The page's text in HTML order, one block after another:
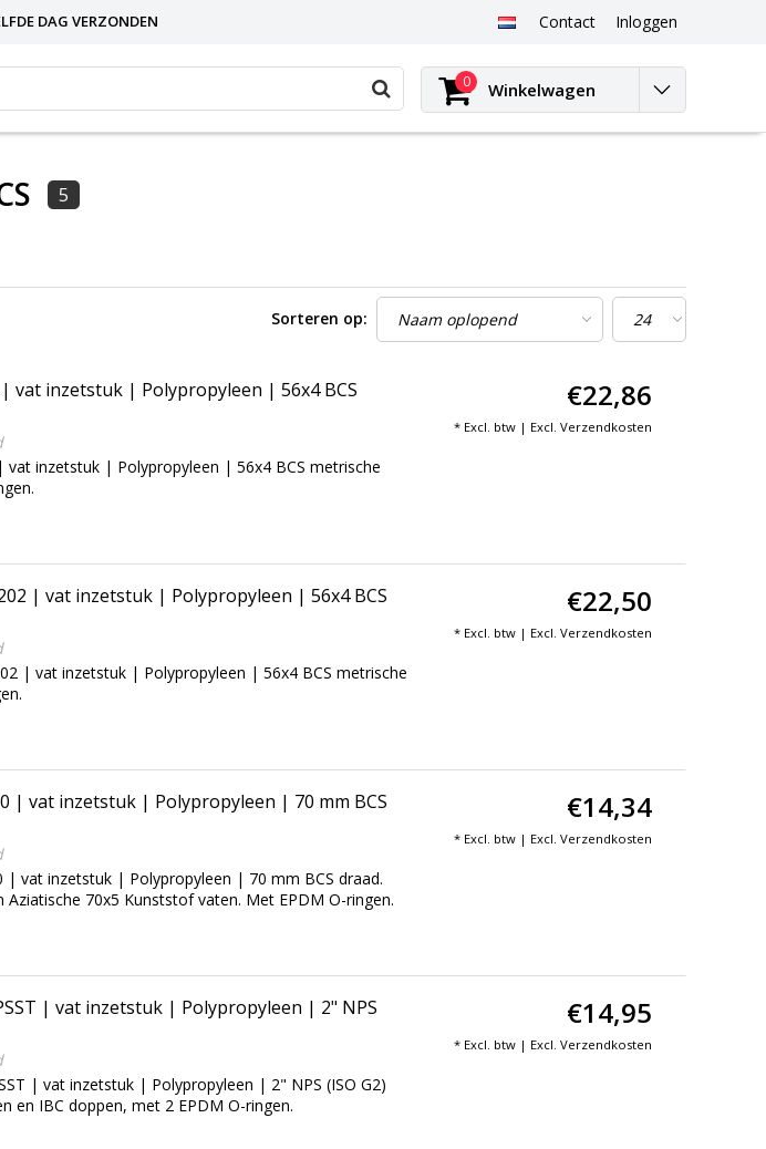
DAG VERZONDEN Contact Inloggen
0 Winkelwagen
5
Sorteren op:
| vat inzetstuk | Polypropyleen | 56x4 BCS
vat inzetstuk | Polypropyleen | 56x4 BCS metrische
€22,86
* Excl. btw | Excl. Verzendkosten
| vat inzetstuk | Polypropyleen | 56x4 BCS
| vat inzetstuk | Polypropyleen | 56x4 BCS metrische
€22,50
* Excl. btw | Excl. Verzendkosten
| vat inzetstuk | Polypropyleen | 70 mm BCS
| vat inzetstuk | Polypropyleen | 70 mm BCS draad.
Aziatische 70x5 Kunststof vaten. Met EPDM O-ringen.
€14,34
* Excl. btw | Excl. Verzendkosten
| vat inzetstuk | Polypropyleen | 2" NPS
| vat inzetstuk | Polypropyleen | 2" NPS (ISO G2)
en IBC doppen, met 2 EPDM O-ringen.
€14,95
* Excl. btw | Excl. Verzendkosten